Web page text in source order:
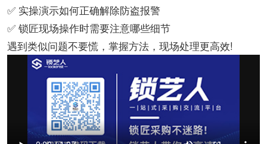
✅ 实操演示如何正确解除防盗报警
✅ 锁匠现场操作时需要注意哪些细节
遇到类似问题不要慌，掌握方法，现场处理更高效!